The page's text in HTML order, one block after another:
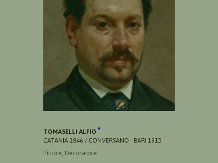
TOMASELLI ALFIO
CATANIA 1846 / CONVERSANO - BARI 1915
Pittore, Decoratore